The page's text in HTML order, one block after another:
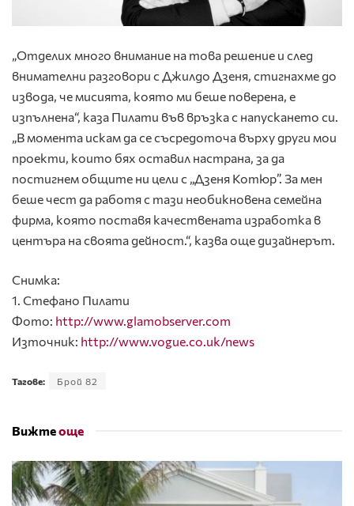
„Отделих много внимание на това решение и след
внимателни разговори с Джилдо Дзеня, стигнахме до
извода, че мисията, която ми беше поверена, е
изпълнена“, каза Пилати във връзка с напускането си.
„В момента искам да се съсредоточа върху други мои
проекти, които бях оставил настрана, за да
постигнем общите ни цели с „Дзеня Котюр”. За мен
беше чест да работя с тази необикновена семейна
фирма, която поставя качествената изработка в
центъра на своята дейност.“, казва още дизайнерът.
Снимка:
1. Стефано Пилати
Фото: http://www.glamobserver.com
Източник: http://www.vogue.co.uk/news
Тагове: Брой 82
Вижтеоще